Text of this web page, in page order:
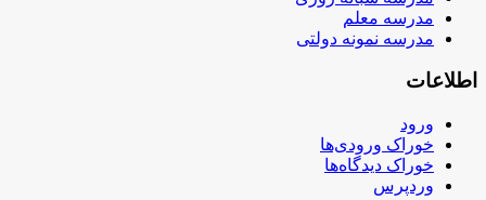
مدرسه معلم
مدرسه نمونه دولتی
اطلاعات
ورود
خوراک ورودی‌ها
خوراک دیدگاه‌ها
وردپرس